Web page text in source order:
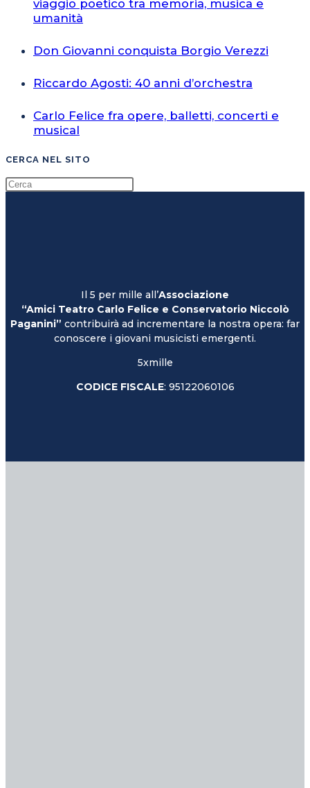
viaggio poetico tra memoria, musica e
umanità
Don Giovanni conquista Borgio Verezzi
Riccardo Agosti: 40 anni d’orchestra
Carlo Felice fra opere, balletti, concerti e
musical
CERCA NEL SITO
Il 5 per mille all’Associazione
“Amici Teatro Carlo Felice e Conservatorio Niccolò
Paganini” contribuirà ad incrementare la nostra opera: far
conoscere i giovani musicisti emergenti.
5xmille
CODICE FISCALE: 95122060106